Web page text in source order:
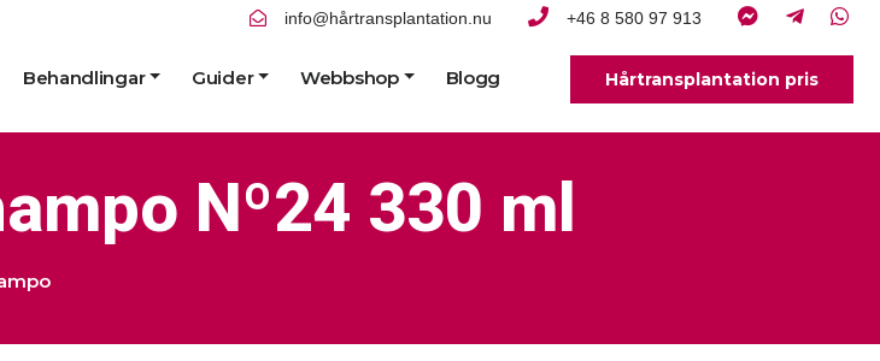
info@hårtransplantation.nu +46 8 580 97 913
Behandlingar Guider Webbshop Blogg Hårtransplantation pris
Nº24 330 ml